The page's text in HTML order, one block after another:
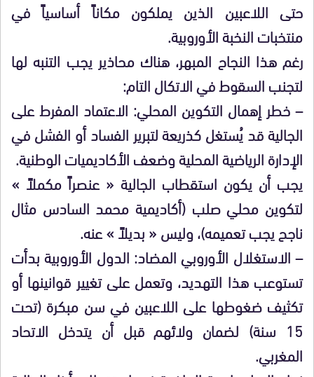
حتى اللاعبين الذين يملكون مكاناً أساسياً في
منتخبات النخبة الأوروبية.
رغم هذا النجاح المبهر، هناك محاذير يجب التنبه لها
لتجنب السقوط في الاتكال التام:
– خطر إهمال التكوين المحلي: الاعتماد المفرط على
الجالية قد يُستغل كذريعة لتبرير الفساد أو الفشل في
الإدارة الرياضية المحلية وضعف الأكاديميات الوطنية.
يجب أن يكون استقطاب الجالية « عنصراً مكملاً »
لتكوين محلي صلب (أكاديمية محمد السادس مثال
ناجح يجب تعميمه)، وليس « بديلاً » عنه.
– الاستغلال الأوروبي المضاد: الدول الأوروبية بدأت
تستوعب هذا التهديد، وتعمل على تغيير قوانينها أو
تكثيف ضغوطها على اللاعبين في سن مبكرة (تحت
15 سنة) لضمان ولائهم قبل أن يتدخل الاتحاد
المغربي.